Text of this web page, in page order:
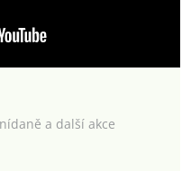
a další akce